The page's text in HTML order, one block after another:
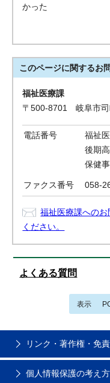
かった
このページに関するお
福祉医療課
〒500-8701 岐阜市
電話番号
福祉
後期
保健
ファクス番号 058-
福祉医療課への
ください。
よくある質問
表示
リンク・著作権・免
個人情報保護の考え方